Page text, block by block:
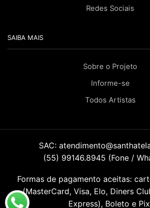
Redes Sociais
SAIBA MAIS
Sobre o Projeto
Informe-se
Todos Artistas
SAC:
(55) 99146.8945 (Fone /
Formas de pagamento aceitas:
(MasterCard, Visa, Elo, Diners
Express), Boleto e